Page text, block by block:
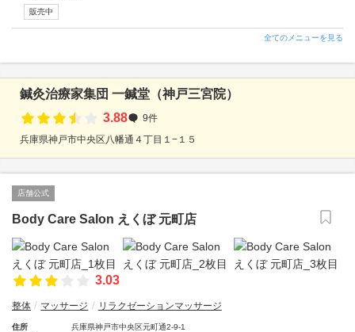
販売中
全てのメニューを見る
鍼灸治療家集団 一鍼堂（神戸三宮院）
3.88
9件
兵庫県神戸市中央区八幡通４丁目１−１５
店舗公式
Body Care Salon えくぼ 元町店
3.03
整体 マッサージ リラクゼーションマッサージ
住所
兵庫県神戸市中央区元町通2-9-1